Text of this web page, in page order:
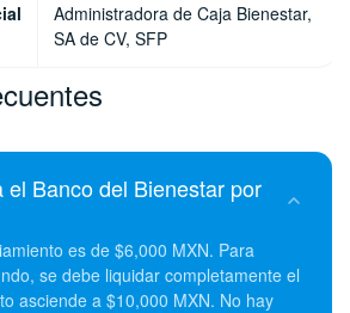
Administradora de Caja Bienestar,
SA de CV, SFP
el Banco del Bienestar por
es de $6,000 MXN. Para
se debe liquidar completamente el
asciende a $10,000 MXN. No hay